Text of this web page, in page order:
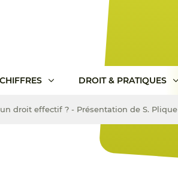
CHIFFRES DROIT & PRATIQUES
droit effectif ? - Présentation de S. Plique